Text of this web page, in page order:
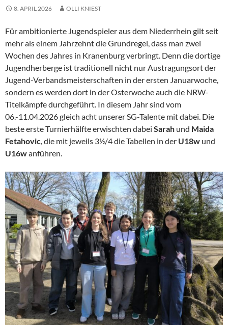
8. APRIL 2026 OLLI KNIEST
Für ambitionierte Jugendspieler aus dem Niederrhein gilt seit
mehr als einem Jahrzehnt die Grundregel, dass man zwei
Wochen des Jahres in Kranenburg verbringt. Denn die dortige
Jugendherberge ist traditionell nicht nur Austragungsort der
Jugend-Verbandsmeisterschaften in der ersten Januarwoche,
sondern es werden dort in der Osterwoche auch die NRW-
Titelkämpfe durchgeführt. In diesem Jahr sind vom
06.-11.04.2026 gleich acht unserer SG-Talente mit dabei. Die
beste erste Turnierhälfte erwischten dabei Sarah und Maida
Fetahovic, die mit jeweils 3½/4 die Tabellen in der U18w und
U16wanführen.